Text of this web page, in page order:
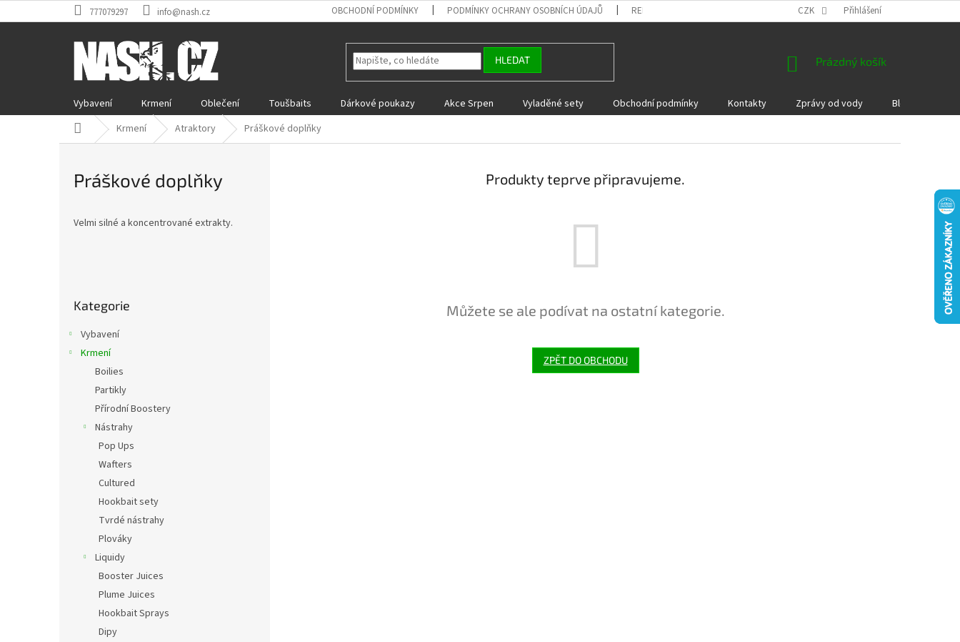
na
777079297 info@nash.cz OBCHODNÍ PODMÍNKY PODMÍNKY OCHRANY OSOBNÍCH ÚDAJŮ REKLAMACE A VRÁCENÍ ZBOŽÍ DÁRKOVÉ POUKAZY
CZK Přihlášení
HLEDAT
NÁKUPNÍ
Prázdný košík
Vybavení Krmení Oblečení Toušbaits Dárkové poukazy Akce Srpen Vyladěné sety Obchodní podmínky Kontakty Zprávy od vody Blog
Domů Krmení Atraktory Práškové doplňky
Práškové doplňky
Velmi silné a koncentrované extrakty.
kategorie
Kategorie
Vybavení
Krmení
Boilies
Partikly
Přírodní Boostery
Nástrahy
Pop Ups
Wafters
Cultured
Hookbait sety
Tvrdé nástrahy
Plováky
Liquidy
Booster Juices
Plume Juices
Hookbait Sprays
Dipy
Produkty teprve připravujeme.
Můžete se ale podívat na ostatní kategorie.
ZPĚT DO OBCHODU